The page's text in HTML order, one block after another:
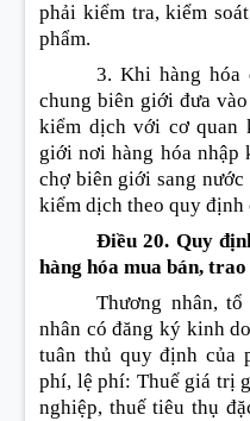
phải kiểm tra, kiểm
phẩm.
3. Khi hàng hóa
chung biên giới đưa
kiểm dịch với cơ quan
giới nơi hàng hóa nhập
chợ biên giới sang
kiểm dịch theo quy định
Điều 20. Quy
hàng hóa mua bán,
Thương nhân,
nhân có đăng ký kinh
tuân thủ quy định của
phí, lệ phí: Thuế giá trị
nghiệp, thuế tiêu thụ